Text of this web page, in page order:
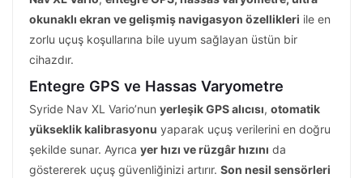
okunaklı ekran ve gelişmiş navigasyon özellikleri ile en
zorlu uçuş koşullarına bile uyum sağlayan üstün bir
cihazdır.
Entegre GPS ve Hassas Varyometre
Syride Nav XL Vario’nun yerleşik GPS alıcısı, otomatik
yükseklik kalibrasyonu yaparak uçuş verilerini en doğru
şekilde sunar. Ayrıca yer hızı ve rüzgâr hızını da
göstererek uçuş güvenliğinizi artırır. Son nesil sensörleri